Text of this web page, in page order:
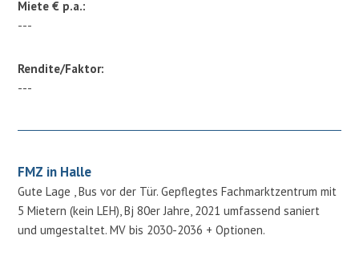
Miete € p.a.:
---
Rendite/Faktor:
---
FMZ in Halle
Gute Lage , Bus vor der Tür. Gepflegtes Fachmarktzentrum mit
5 Mietern (kein LEH), Bj 80er Jahre, 2021 umfassend saniert
und umgestaltet. MV bis 2030-2036 + Optionen.